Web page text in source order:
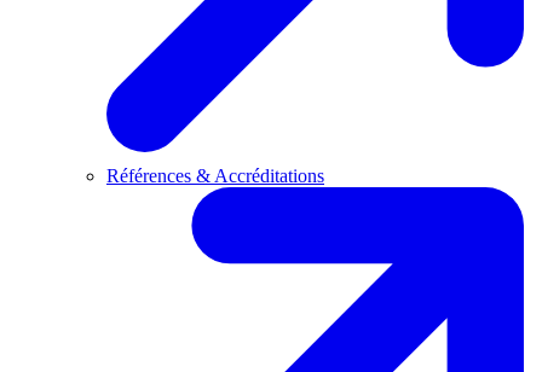
Références & Accréditations